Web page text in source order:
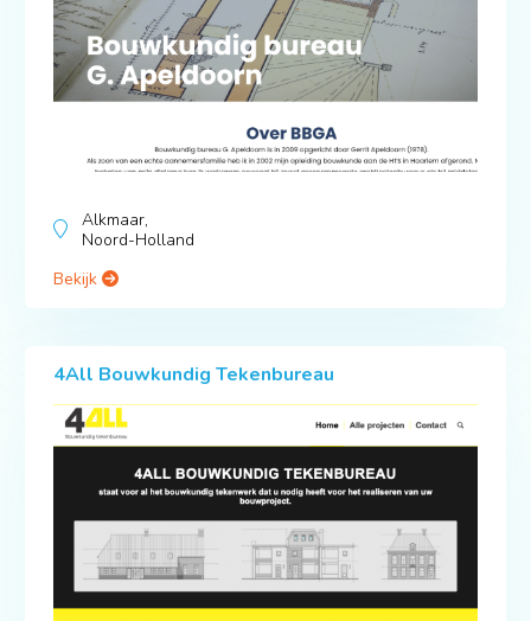
Alkmaar,
Noord-Holland
Bekijk
4All Bouwkundig Tekenbureau